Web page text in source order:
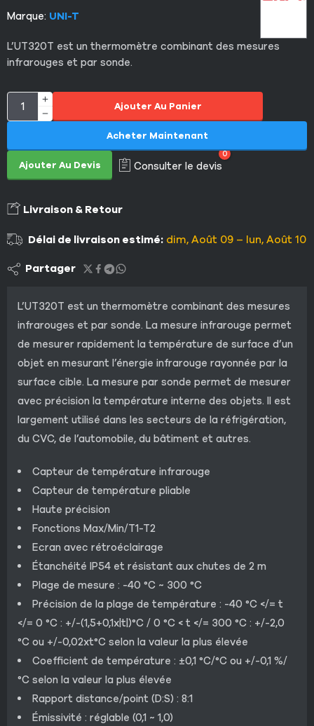
Marque: UNI-T
L’UT320T est un thermomètre combinant des mesures
infrarouges et par sonde.
Ajouter Au Panier
Ajouter Au Devis Consulter le devis
0
Acheter Maintenant
Livraison & Retour
Délai de livraison estimé: dim, Août 09 – lun, Août 10
Partager
L’UT320T est un thermomètre combinant des mesures
infrarouges et par sonde. La mesure infrarouge permet
de mesurer rapidement la température de surface d’un
objet en mesurant l’énergie infrarouge rayonnée par la
surface cible. La mesure par sonde permet de mesurer
avec précision la température interne des objets. Il est
largement utilisé dans les secteurs de la réfrigération,
du CVC, de l’automobile, du bâtiment et autres.
Capteur de température infrarouge
Capteur de température pliable
Haute précision
Fonctions Max/Min/T1-T2
Ecran avec rétroéclairage
Étanchéité IP54 et résistant aux chutes de 2 m
Plage de mesure : -40 °C ~ 300 °C
Précision de la plage de température : -40 °C </= t
</= 0 °C : +/-(1,5+0,1x|t|)°C / 0 °C < t </= 300 °C : +/-2,0
°C ou +/-0,02xt°C selon la valeur la plus élevée
Coefficient de température : ±0,1 °C/°C ou +/-0,1 %/
°C selon la valeur la plus élevée
Rapport distance/point (D:S) : 8:1
Émissivité : réglable (0,1 ~ 1,0)